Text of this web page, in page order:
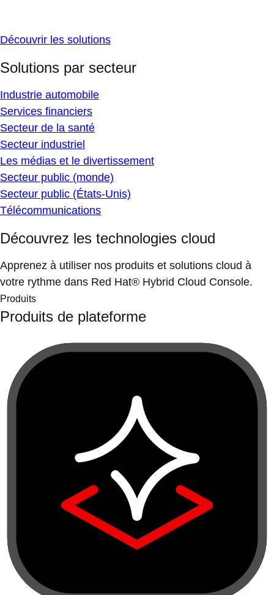
Découvrir les solutions
Solutions par secteur
Industrie automobile
Services financiers
Secteur de la santé
Secteur industriel
Les médias et le divertissement
Secteur public (monde)
Secteur public (États-Unis)
Télécommunications
Découvrez les technologies cloud
Apprenez à utiliser nos produits et solutions cloud à
votre rythme dans Red Hat® Hybrid Cloud Console.
Produits
Produits de plateforme